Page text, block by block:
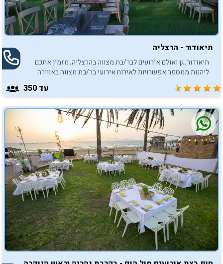
תיאודור - הרצליה
תיאודור, גן ואולם אירועים לבר/בת מצווה בהרצליה, מזמין אתכם
ליהנות ממספר אפשרויות לאירוח אירועי בר/בת מצווה באווירה
בלתי נשכחת.
עד 350